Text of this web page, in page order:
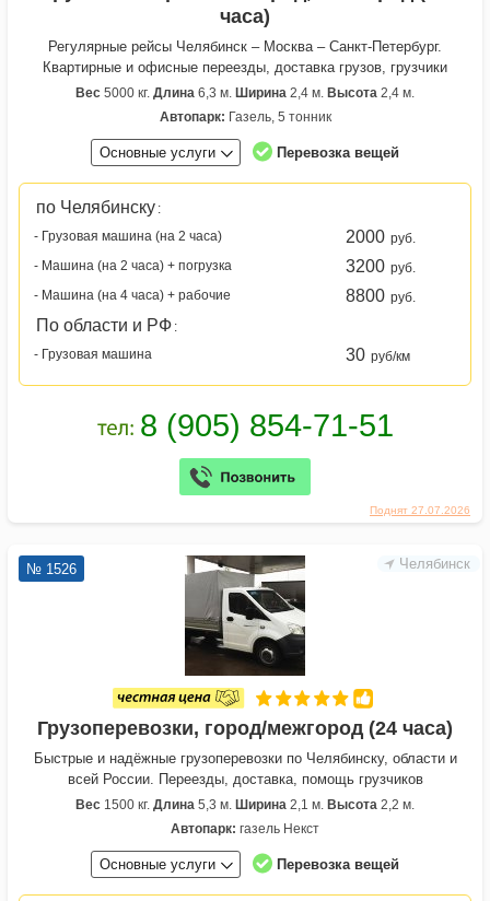
Поднят 27.07.2026
часа)
Регулярные рейсы Челябинск – Москва – Санкт-Петербург.
Квартирные и офисные переезды, доставка грузов, грузчики
Вес 5000 кг. Длина 6,3 м. Ширина 2,4 м. Высота 2,4 м.
Автопарк: Газель, 5 тонник
Основные услуги Перевозка вещей
по Челябинску :
- Грузовая машина (на 2 часа)
2000 руб.
- Машина (на 2 часа) + погрузка
3200 руб.
- Машина (на 4 часа) + рабочие
8800 руб.
По области и РФ :
- Грузовая машина
30 руб/км
Челябинск
№ 1526
Грузоперевозки, город/межгород (24 часа)
Быстрые и надёжные грузоперевозки по Челябинску, области и
всей России. Переезды, доставка, помощь грузчиков
Вес 1500 кг. Длина 5,3 м. Ширина 2,1 м. Высота 2,2 м.
Автопарк: газель Некст
Основные услуги Перевозка вещей